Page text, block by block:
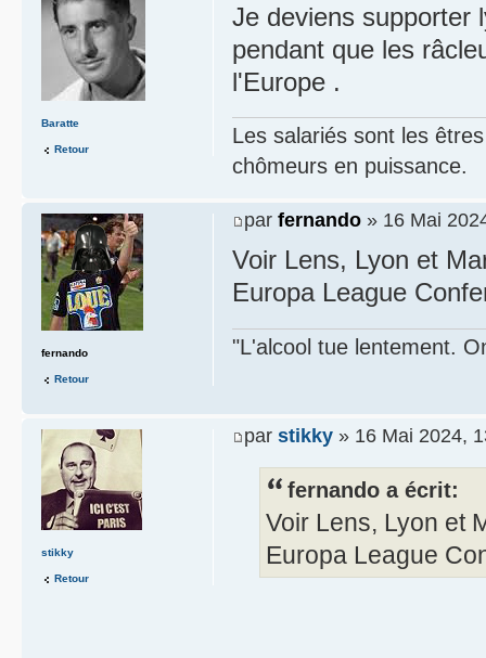
Je deviens supporter
pendant que les
l'Europe .
Les salariés sont les
chômeurs en puissance.
Baratte
Retour
par fernando » 16 Mai
Voir Lens, Lyon et
Europa League
"L'alcool tue lentement.
fernando
Retour
par stikky » 16 Mai 2024,
fernando a écrit:
Voir Lens, Lyon et
Europa League
stikky
Retour